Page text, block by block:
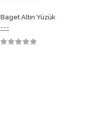
Baget Altın Yüzük
---